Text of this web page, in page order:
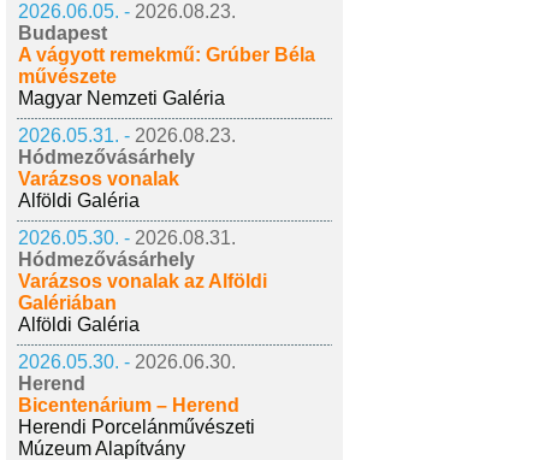
2026.06.05. - 2026.08.23.
Budapest
A vágyott remekmű: Grúber Béla
művészete
Magyar Nemzeti Galéria
2026.05.31. - 2026.08.23.
Hódmezővásárhely
Varázsos vonalak
Alföldi Galéria
2026.05.30. - 2026.08.31.
Hódmezővásárhely
Varázsos vonalak az Alföldi
Galériában
Alföldi Galéria
2026.05.30. - 2026.06.30.
Herend
Bicentenárium – Herend
Herendi Porcelánművészeti
Múzeum Alapítvány